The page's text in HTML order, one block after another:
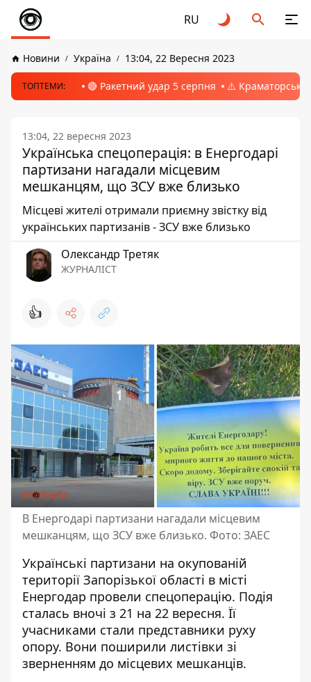
RU
Новини Україна 13:04, 22 Вересня 2023
ТОПТЕМИ: 🔴 Ракетний удар 5 серпня ⚠️ Краматорськ,
13:04, 22 вересня 2023
Українська спецоперація: в Енергодарі
партизани нагадали місцевим
мешканцям, що ЗСУ вже близько
Місцеві жителі отримали приємну звістку від
українських партизанів - ЗСУ вже близько
Олександр Третяк
ЖУРНАЛІСТ
👍
В Енергодарі партизани нагадали місцевим
мешканцям, що ЗСУ вже близько. Фото: ЗАЕС
Українські партизани на окупованій
території Запорізької області в місті
Енергодар провели спецоперацію. Подія
сталась вночі з 21 на 22 вересня. Її
учасниками стали представники руху
опору. Вони поширили листівки зі
зверненням до місцевих мешканців.